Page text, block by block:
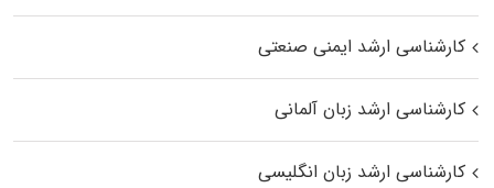
کارشناسی ارشد ایمنی صنعتی
کارشناسی ارشد زبان آلمانی
کارشناسی ارشد زبان انگلیسی